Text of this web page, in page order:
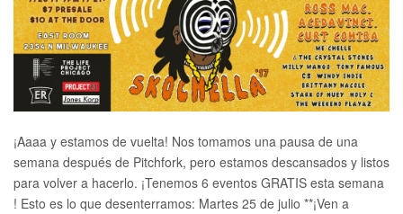
¡Aaaa y estamos de vuelta! Nos tomamos una pausa de una
semana después de Pitchfork, pero estamos descansados ​​y listos
para volver a hacerlo. ¡Tenemos 6 eventos GRATIS esta semana
! Esto es lo que desenterramos: Martes 25 de julio **¡Ven a